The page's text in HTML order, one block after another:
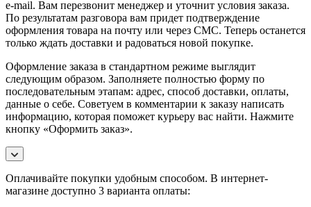
e-mail. Вам перезвонит менеджер и уточнит условия заказа.
По результатам разговора вам придет подтверждение
оформления товара на почту или через СМС. Теперь останется
только ждать доставки и радоваться новой покупке.
Оформление заказа в стандартном режиме выглядит
следующим образом. Заполняете полностью форму по
последовательным этапам: адрес, способ доставки, оплаты,
данные о себе. Советуем в комментарии к заказу написать
информацию, которая поможет курьеру вас найти. Нажмите
кнопку «Оформить заказ».
Оплачивайте покупки удобным способом. В интернет-
магазине доступно 3 варианта оплаты: